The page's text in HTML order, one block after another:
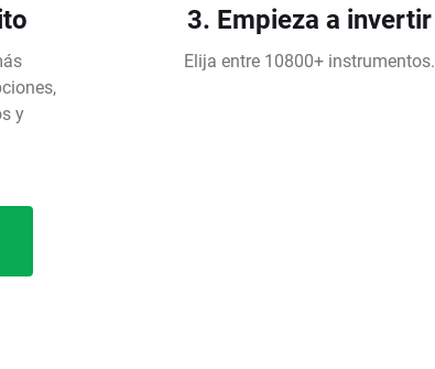
y
3. Empieza a invertir
Elija entre 10800+ instrumentos.